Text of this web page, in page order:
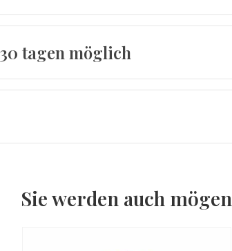
tagen möglich
Sie werden auch mögen